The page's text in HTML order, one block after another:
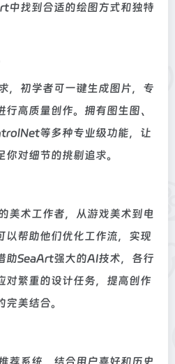
中找到合适的绘图方式和独特
，初学者可一键生成图片，专
高质量创作。拥有图生图、
等多种专业级功能，让
对细节的挑剔追求。
美术工作者，从游戏美术到电
以帮助他们优化工作流，实现
助SeaArt强大的AI技术，各行
对繁重的设计任务，提高创作
美结合。